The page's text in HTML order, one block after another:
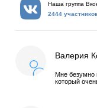
Наша группа
2444
Валерия
Мне безумно
который